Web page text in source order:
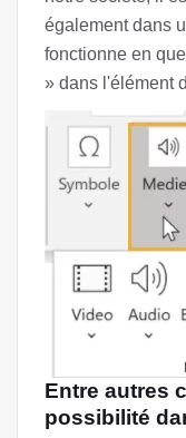
également dans
fonctionne en
» dans l'élément
Entre autres
possibilité